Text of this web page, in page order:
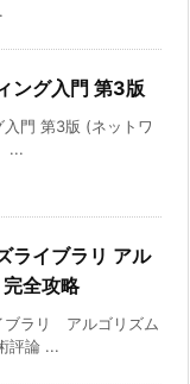
ング入門 第3版
門 第3版 (ネットワ
...
ライブラリ アル
全攻略
ブラリ アルゴリズム
評論 ...